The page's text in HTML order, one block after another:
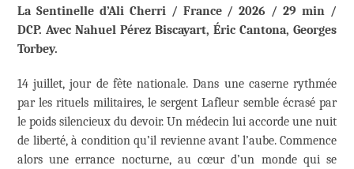
La Sentinelle d’Ali Cherri / France / 2026 / 29 min /
DCP. Avec Nahuel Pérez Biscayart, Éric Cantona, Georges
Torbey.
14 juillet, jour de fête nationale. Dans une caserne rythmée
par les rituels militaires, le sergent Lafleur semble écrasé par
le poids silencieux du devoir. Un médecin lui accorde une nuit
de liberté, à condition qu’il revienne avant l’aube. Commence
alors une errance nocturne, au cœur d’un monde qui se